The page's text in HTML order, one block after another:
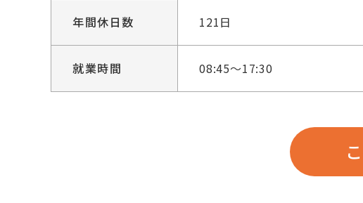
年間休日数 121日
就業時間 08:45～17:30